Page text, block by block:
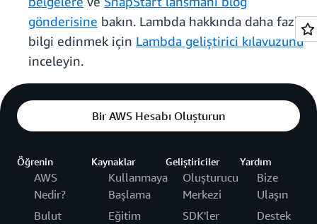
gönderisine bakın. Lambda hakkında daha fazla
bilgi edinmek için Lambda geliştirici kılavuzunu
inceleyin.
Bir AWS Hesabı Oluşturun
Öğrenin
AWS
Nedir?
Bulut
Kaynaklar
Kullanmaya
Başlama
Eğitim
Geliştiriciler
Oluşturucu
Merkezi
SDK'ler
Yardım
Bize
Ulaşın
Destek